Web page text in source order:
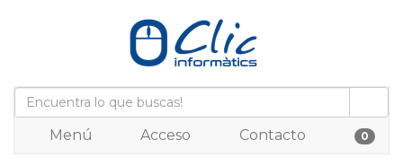
Menú Acceso Contacto 0